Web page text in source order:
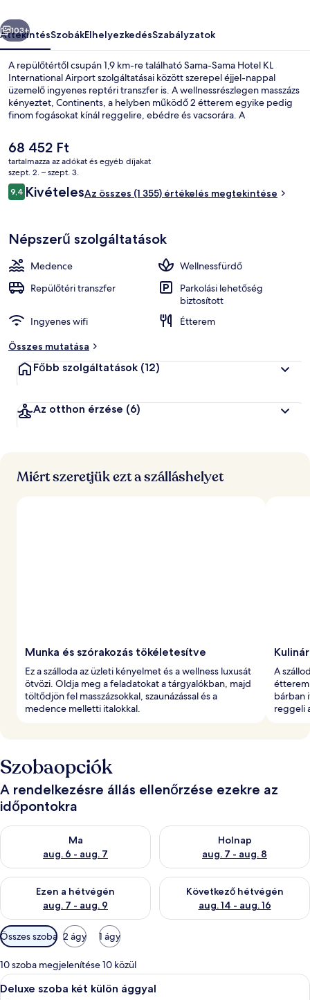
Következő
103+
ÁttekintésSzobákElhelyezkedésSzabályzatok
A repülőtértől csupán 1,9 km-re található Sama-Sama Hotel KL
International Airport szolgáltatásai között szerepel éjjel-nappal
üzemelő ingyenes reptéri transzfer is. A wellnessrészlegen masszázs
kényeztet, Continents, a helyben működő 2 étterem egyike pedig
finom fogásokat kínál reggelire, ebédre és vacsorára. A
élvezhetik: szabadtéri medence, medence melletti bár és
fitneszlétesítmény. Más utazók nagyszerű véleménnyel vannak a
szálláshely következő jellemzőiről: kényelmes ágyak és segítőkész
személyzet.
A
jelenlegi
ár
68 452 Ft
68 452 Ft
tartalmazza az adókat és egyéb díjakat
szept. 2. – szept. 3.
Értékelések
9,49,4 ennyiből: 10
KivételesAz összes (1 355) értékelés megtekintése
Népszerű szolgáltatások
Medence
Wellnessfürdő
Repülőtéri transzfer
Parkolási lehetőség
biztosított
Ingyenes wifi
Étterem
Összes mutatása
Főbb szolgáltatások (12)
Az otthon érzése (6)
Miért szeretjük ezt a szálláshelyet
Munka és szórakozás tökéletesítve
Ez a szálloda az üzleti kényelmet és a wellness luxusát
ötvözi. Oldja meg a feladatokat a tárgyalókban, majd
töltődjön fel masszázsokkal, szaunázással és a
medence melletti italokkal.
A
bárban
reggeli
Szobaopciók
A rendelkezésre állás ellenőrzése ezekre az
időpontokra
Ma
aug. 6 - aug. 7
A ma esti rendelkezésre állás ellenőrzése: aug. 6 - aug. 7
Holnap
aug. 7 - aug. 8
A holnapi rendelkezésre állás
Ezen a hétvégén
aug. 7 - aug. 9
A mostani hétvégi rendelkezésre állás ellenőrzése: aug. 7 -
Következő hétvégén
aug. 14 - aug. 16
A következő hétvégi
Szobákhoz
rendelkezésre
álló
szűrők
Összes szoba 2 ágy 1 ágy
10 szoba megjelenítése 10 közül
A
következő
Egy szállodai szoba két ággyal,
3
Deluxe szoba két külön ággyal